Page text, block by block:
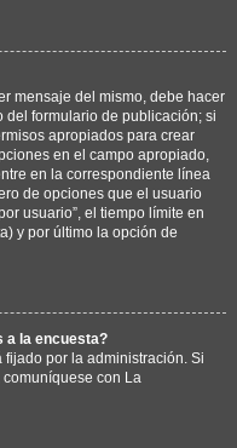
mensaje del mismo, debe hacer
del formulario de publicación; si
apropiados para crear
en el campo apropiado,
en la correspondiente línea
de opciones que el usuario
usuario”, el tiempo límite en
y por último la opción de
a la encuesta?
por la administración. Si
con La